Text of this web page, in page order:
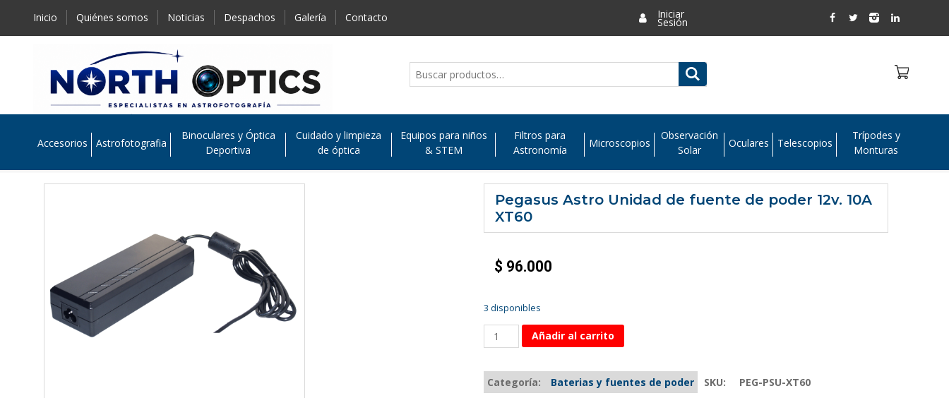
Inicio Quiénes somos Noticias Despachos Galería Contacto Iniciar
Sesión
Accesorios Astrofotografia
Binoculares y Óptica
Deportiva
Cuidado y limpieza
de óptica
Equipos para niños
& STEM
Filtros para
Astronomía
Microscopios
Observación
Solar
Oculares Telescopios
Trípodes y
Monturas
Pegasus Astro Unidad de fuente de poder 12v. 10A
XT60
$ 96.000
3 disponibles
Añadir al carrito
Categoría: Baterias y fuentes de poder SKU: PEG-PSU-XT60